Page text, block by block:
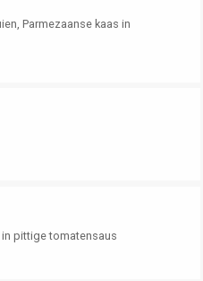
Parmezaanse kaas in
pittige tomatensaus